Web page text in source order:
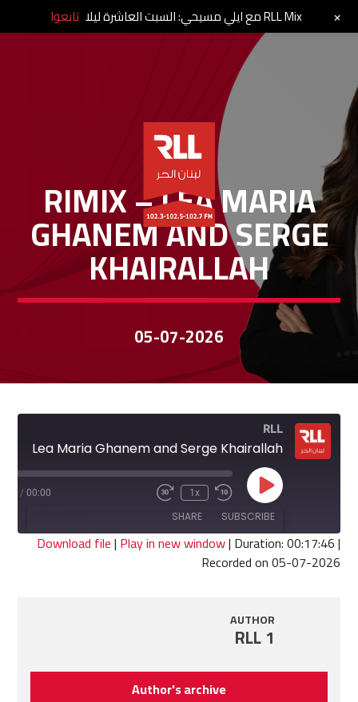
RIM..IX
RIMIX – LEA MARIA
GHANEM AND SERGE
KHAIRALLAH
05-07-2026
RLL
Play
Episode
Rewind
10
Seconds
1x
Fast
seconds
00:00
/
SUBSCRIBE
SHARE
SHARE
Download file| Play in new window| Duration: 00:17:46|
Recorded on 05-07-2026
AUTHOR
RLL 1
Author's archive
RLL Mix مع ايلي مسيحي: السبت العاشرة ليلا تابعوا +